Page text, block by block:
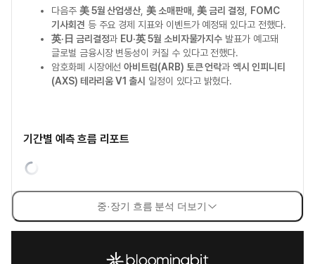
다음주 美 5월 산업생산, 美 소매판매 ,美 금리 결정
FOMC
기사회견 등 주요 경제 지표와 이벤트가 예정돼 있다고 전했다.
英·日 금리결정과 EU·英 5월 소비자물가지수 발표가 예고돼
글로벌 금융시장 변동성이 커질 수 있다고 전했다.
암호화폐 시장에선아비트럼(ARB) 토큰 언락과엑시 인피니티
(AXS) 테라리움 V1 출시 일정이 있다고 밝혔다.
기간별 예측 흐름 리포트
중·장기 흐름 분석 더보기